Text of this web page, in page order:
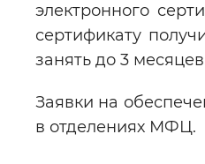
электронного
сертификату
занять до 3
Заявки на
в отделениях МФЦ.